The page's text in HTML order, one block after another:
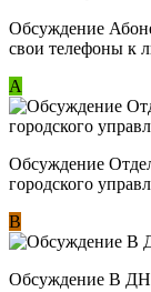
Обсуждение
свои телефоны к
А
Обсуждение
городского
В
Обсуждение В